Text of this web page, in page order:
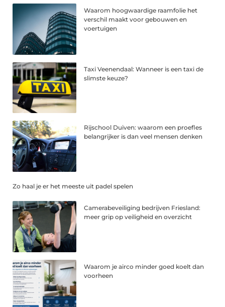
Waarom hoogwaardige raamfolie het
verschil maakt voor gebouwen en
voertuigen
Taxi Veenendaal: Wanneer is een taxi de
slimste keuze?
Rijschool Duiven: waarom een proefles
belangrijker is dan veel mensen denken
Zo haal je er het meeste uit padel spelen
Camerabeveiliging bedrijven Friesland:
meer grip op veiligheid en overzicht
Waarom je airco minder goed koelt dan
voorheen